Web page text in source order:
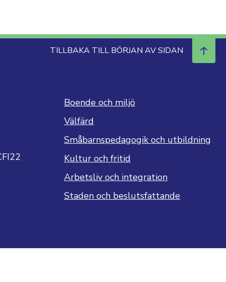
TILLBAKA TILL BÖRJAN AV SIDAN
Boende och miljö
Välfärd
Småbarnspedagogik och utbildning
Kultur och fritid
Arbetsliv och integration
Staden och beslutsfattande